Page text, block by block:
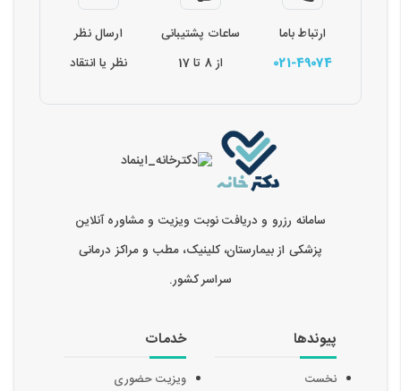
ارتباط باما
021-49074
ساعات پشتیبانی
از 8 تا 17
ارسال نظر
نظر یا انتقاد
سامانه رزرو و دریافت نوبت ویزیت و مشاوره آنلاین
پزشکی از بیمارستان، کلینیک، مطب و مراکز درمانی
سراسر کشور.
پیوندها
نخست
خدمات
ویزیت حضوری